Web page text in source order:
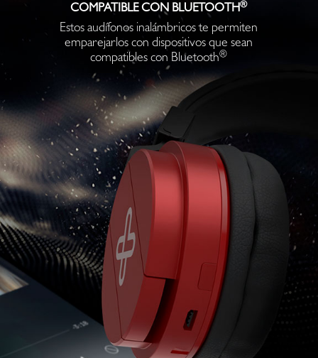
COMPATIBLE CON BLUETOOTH®
Estos audífonos inalámbricos te permiten
emparejarlos con dispositivos que sean
compatibles con Bluetooth®